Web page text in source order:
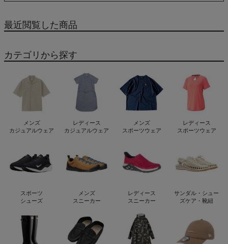
最近閲覧した商品
カテゴリから探す
メンズ
カジュアルウェア
レディース
カジュアルウェア
メンズ
スポーツウェア
レディース
スポーツウェア
スポーツ
シューズ
メンズ
スニーカー
レディース
スニーカー
サンダル・シュー
ズケア・靴紐